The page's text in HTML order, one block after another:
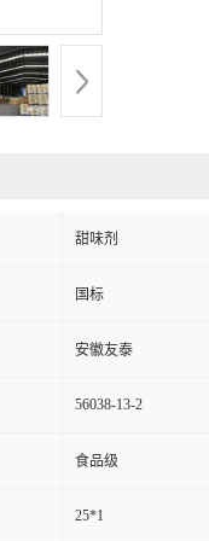
甜味剂
国标
安徽友泰
56038-13-2
食品级
25*1